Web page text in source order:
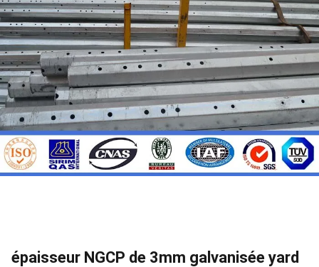
épaisseur NGCP de 3mm galvanisée yard